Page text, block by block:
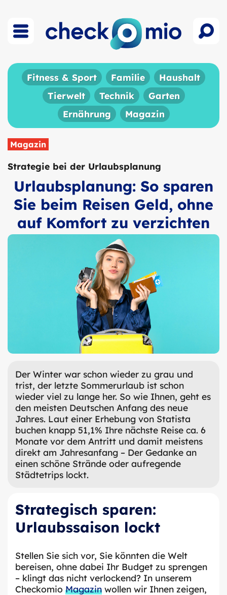
Fitness & Sport Familie
Haushalt
Tierwelt
Technik
Garten
Ernährung
Magazin
Magazin
Strategie bei der Urlaubsplanung
Urlaubsplanung: So sparen
Sie beim Reisen Geld, ohne
auf Komfort zu verzichten
Der Winter war schon wieder zu grau und
trist, der letzte Sommerurlaub ist schon
wieder viel zu lange her. So wie Ihnen, geht es
den meisten Deutschen Anfang des neue
Jahres. Laut einer Erhebung von Statista
buchen knapp 51,1% Ihre nächste Reise ca. 6
Monate vor dem Antritt und damit meistens
direkt am Jahresanfang – Der Gedanke an
einen schöne Strände oder aufregende
Städtetrips lockt.
Strategisch sparen:
Urlaubssaison lockt
Stellen Sie sich vor, Sie könnten die Welt
bereisen, ohne dabei Ihr Budget zu sprengen
– klingt das nicht verlockend? In unserem
Checkomio Magazin wollen wir Ihnen zeigen,